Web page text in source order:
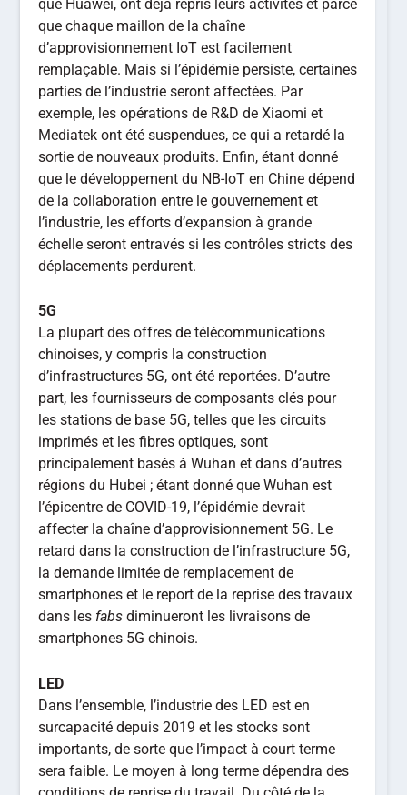
que Huawei, ont déjà repris leurs activités et parce
que chaque maillon de la chaîne
d’approvisionnement IoT est facilement
remplaçable. Mais si l’épidémie persiste, certaines
parties de l’industrie seront affectées. Par
exemple, les opérations de R&D de Xiaomi et
Mediatek ont ​​été suspendues, ce qui a retardé la
sortie de nouveaux produits. Enfin, étant donné
que le développement du NB-IoT en Chine dépend
de la collaboration entre le gouvernement et
l’industrie, les efforts d’expansion à grande
échelle seront entravés si les contrôles stricts des
déplacements perdurent.
5G
La plupart des offres de télécommunications
chinoises, y compris la construction
d’infrastructures 5G, ont été reportées. D’autre
part, les fournisseurs de composants clés pour
les stations de base 5G, telles que les circuits
imprimés et les fibres optiques, sont
principalement basés à Wuhan et dans d’autres
régions du Hubei ; étant donné que Wuhan est
l’épicentre de COVID-19, l’épidémie devrait
affecter la chaîne d’approvisionnement 5G. Le
retard dans la construction de l’infrastructure 5G,
la demande limitée de remplacement de
smartphones et le report de la reprise des travaux
dans les fabs diminueront les livraisons de
smartphones 5G chinois.
LED
Dans l’ensemble, l’industrie des LED est en
surcapacité depuis 2019 et les stocks sont
importants, de sorte que l’impact à court terme
sera faible. Le moyen à long terme dépendra des